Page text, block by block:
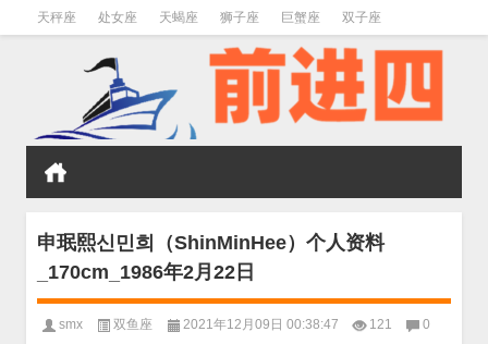
天秤座 处女座 天蝎座 狮子座 巨蟹座 双子座
申珉熙신민희（ShinMinHee）个人资料
_170cm_1986年2月22日
smx 双鱼座 2021年12月09日 00:38:47 121 0